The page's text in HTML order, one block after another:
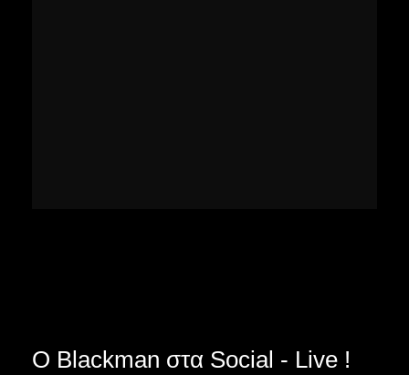
Ο Blackman στα Social - Live !